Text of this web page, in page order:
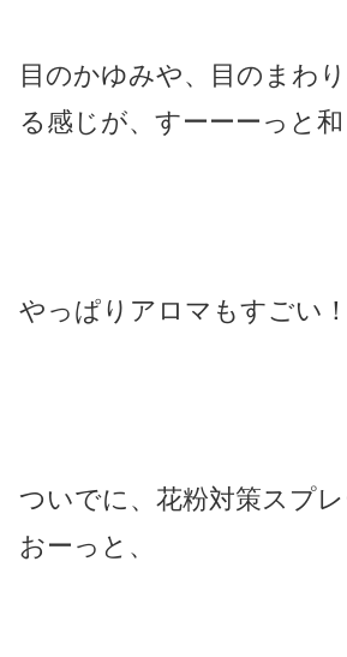
目のかゆみや、目のまわ
る感じが、すーーーっと和
やっぱりアロマもすごい！
ついでに、花粉対策スプ
おーっと、